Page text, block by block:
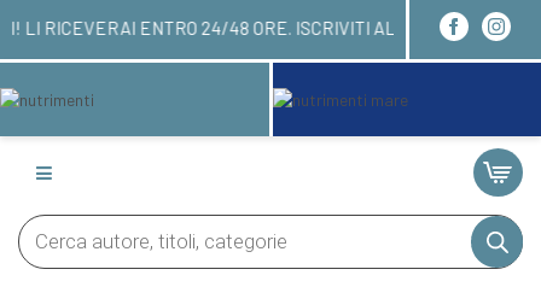
QUI! LI RICEVERAI ENTRO 24/48 ORE.
Products
search